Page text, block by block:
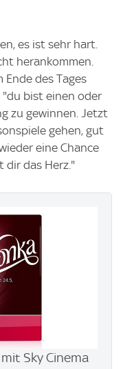
es ist sehr hart.
herankommen.
des Tages
"du bist einen oder
zu gewinnen. Jetzt
gehen, gut
eine Chance
dir das Herz."
Sky Cinema